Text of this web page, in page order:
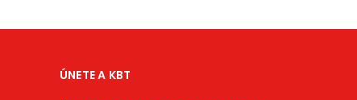
ÚNETE A KBT